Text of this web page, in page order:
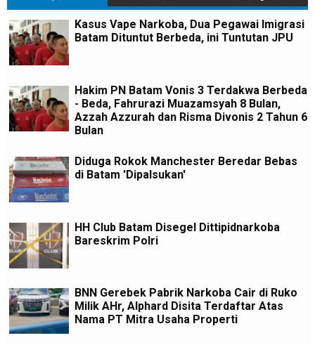
Kasus Vape Narkoba, Dua Pegawai Imigrasi
Batam Dituntut Berbeda, ini Tuntutan JPU
Hakim PN Batam Vonis 3 Terdakwa Berbeda
- Beda, Fahrurazi Muazamsyah 8 Bulan,
Azzah Azzurah dan Risma Divonis 2 Tahun 6
Bulan
Diduga Rokok Manchester Beredar Bebas
di Batam 'Dipalsukan'
HH Club Batam Disegel Dittipidnarkoba
Bareskrim Polri
BNN Gerebek Pabrik Narkoba Cair di Ruko
Milik AHr, Alphard Disita Terdaftar Atas
Nama PT Mitra Usaha Properti